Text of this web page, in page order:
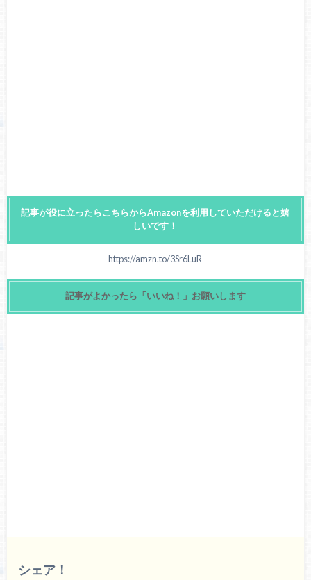
記事が役に立ったらこちらからAmazonを利用していただけると嬉
しいです！
https://amzn.to/3Sr6LuR
記事がよかったら「いいね！」お願いします
シェア！